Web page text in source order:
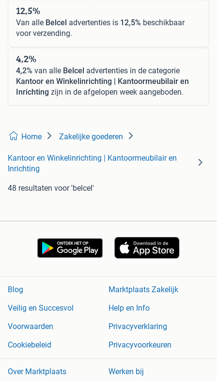
12,5%
Van alle Belcel advertenties is 12,5% beschikbaar
voor verzending.
4,2%
4,2% van alle Belcel advertenties in de categorie
Kantoor en Winkelinrichting | Kantoormeubilair en
Inrichting zijn in de afgelopen week aangeboden.
Home Zakelijke goederen
Kantoor en Winkelinrichting | Kantoormeubilair en
Inrichting
48 resultaten voor 'belcel'
Blog
Marktplaats Zakelijk
Veilig en Succesvol
Help en Info
Voorwaarden
Privacyverklaring
Cookiebeleid
Privacyvoorkeuren
Over Marktplaats Werken bij